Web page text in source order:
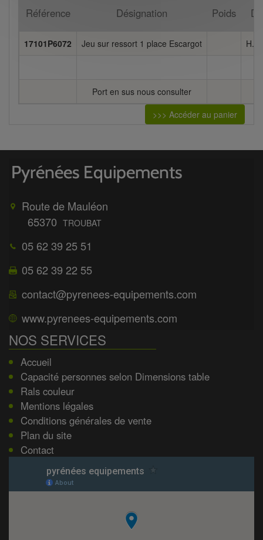
Référence Désignation Poids
17101P6072 Jeu sur ressort 1 place Escargot H.
Port en sus nous consulter
>>> Accéder au panier
Route de Mauléon
65370 TROUBAT
05 62 39 25 51
05 62 39 22 55
contact@pyrenees-equipements.com
www.pyrenees-equipements.com
NOS SERVICES
Accueil
Capacité personnes selon Dimensions table
Rals couleur
Mentions légales
Conditions générales de vente
Plan du site
Contact